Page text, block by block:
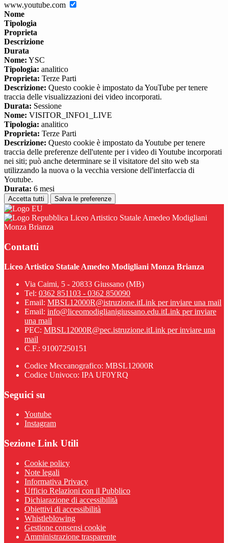
www.youtube.com
Nome
Tipologia
Proprieta
Descrizione
Durata
Nome: YSC
Tipologia: analitico
Proprieta: Terze Parti
Descrizione: Questo cookie è impostato da YouTube per tenere
traccia delle visualizzazioni dei video incorporati.
Durata: Sessione
Nome: VISITOR_INFO1_LIVE
Tipologia: analitico
Proprieta: Terze Parti
Descrizione: Questo cookie è impostato da Youtube per tenere
traccia delle preferenze dell'utente per i video di Youtube incorporati
nei siti; può anche determinare se il visitatore del sito web sta
utilizzando la nuova o la vecchia versione dell'interfaccia di
Youtube.
Durata: 6 mesi
Accetta tutti Salva le preferenze
Liceo Artistico Statale Amedeo Modigliani
Monza Brianza
Contatti
Liceo Artistico Statale Amedeo Modigliani Monza Brianza
Via Caimi, 5 - 20833 Giussano (MB)
Tel: 0362 851103 - 0362 850090
Email: MBSL12000R@istruzione.itLink per inviare una mail
Email: info@liceomodiglianigiussano.edu.itLink per inviare
una mail
PEC: MBSL12000R@pec.istruzione.itLink per inviare una
mail
C.F.: 91007250151
Codice Meccanografico: MBSL12000R
Codice Univoco: IPA UF0YRQ
Seguici su
Youtube
Instagram
Sezione Link Utili
Cookie policy
Note legali
Informativa Privacy
Ufficio Relazioni con il Pubblico
Dichiarazione di accessibilità
Obiettivi di accessibilità
Whistleblowing
Gestione consensi cookie
Amministrazione trasparente